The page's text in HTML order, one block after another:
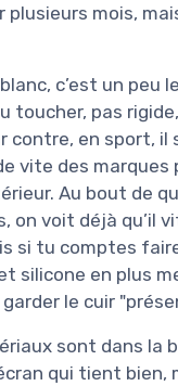
plusieurs mois,
c’est un peu
toucher, pas
contre, en sport, il
vite des marques
Au bout de
on voit déjà qu’il
si tu comptes
silicone en plus
le cuir
sont dans la
qui tient bien,